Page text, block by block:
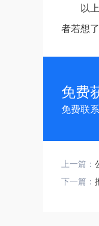
以
者若想
免费
免费联
上一篇：
下一篇：